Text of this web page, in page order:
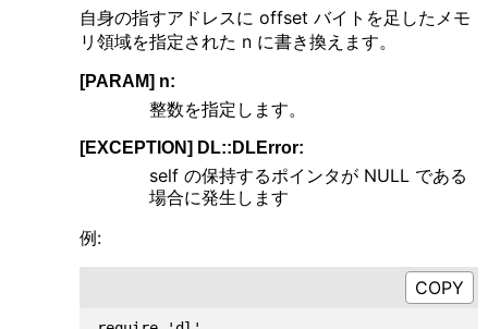
自身の指すアドレスに offset バイトを足したメモ
リ領域を指定された n に書き換えます。
[PARAM] n:
整数を指定します。
[EXCEPTION] DL::DLError:
self の保持するポインタが NULL である
場合に発生します
例: